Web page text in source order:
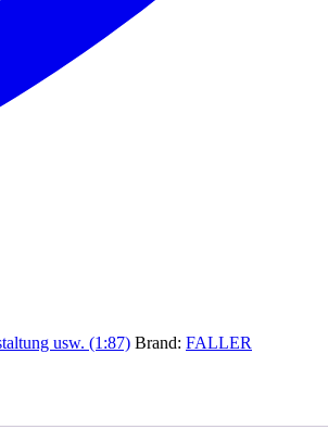
usw. (1:87) Brand: FALLER